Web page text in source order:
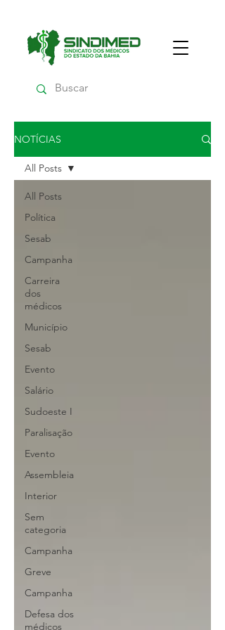
NOTÍCIAS
All Posts
Política
Sesab
Campanha
Carreira
dos
médicos
Município
Sesab
Evento
Salário
Sudoeste I
Paralisação
Evento
Assembleia
Interior
Sem
categoria
Campanha
Greve
Campanha
Defesa dos
médicos
All Posts